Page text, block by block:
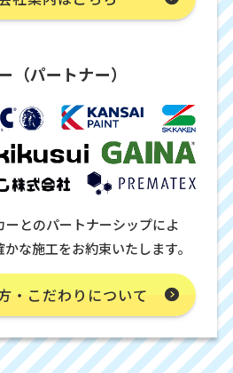
（パートナー）
とのパートナーシップによ
な施工をお約束いたします。
・こだわりについて